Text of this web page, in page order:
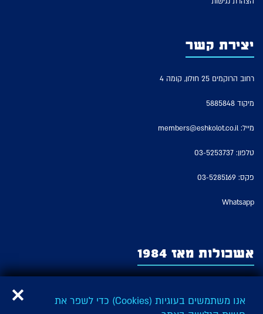
אנו משתמשים בעוגיות (Cookies) כדי לשפר את
יצירת קשר
רחוב הרוקמים 25 חולון, קומה 4
מיקוד 5885848
מייל: members@eshkolot.co.il
טלפון: 03-5253737
פקס: 03-5285169
Whatsapp
אשכולות מאז 1984
המבצעים היציג בישראל ומייצגת על פי חוק את זכויות המבצעים של כל האמנים
והאמניות המבצעים בישראל ובהם: שחקנים, זמרים, בדרנים, מדבבים ורקדנים,